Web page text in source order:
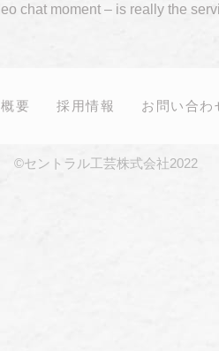
chat moment – is really the
要 採用情報 お問い合わ
©セントラル工芸株式会社2022